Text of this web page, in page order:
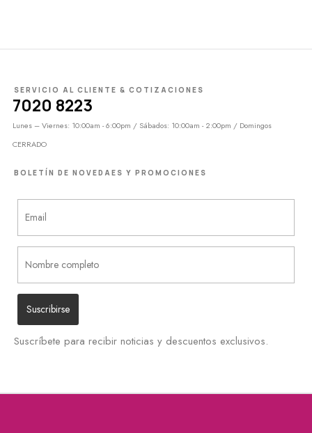
SERVICIO AL CLIENTE & COTIZACIONES
7020 8223
Lunes – Viernes: 10:00am - 6:00pm / Sábados: 10:00am - 2:00pm / Domingos
CERRADO
BOLETÍN DE NOVEDAES Y PROMOCIONES
Suscríbete para recibir noticias y descuentos exclusivos.